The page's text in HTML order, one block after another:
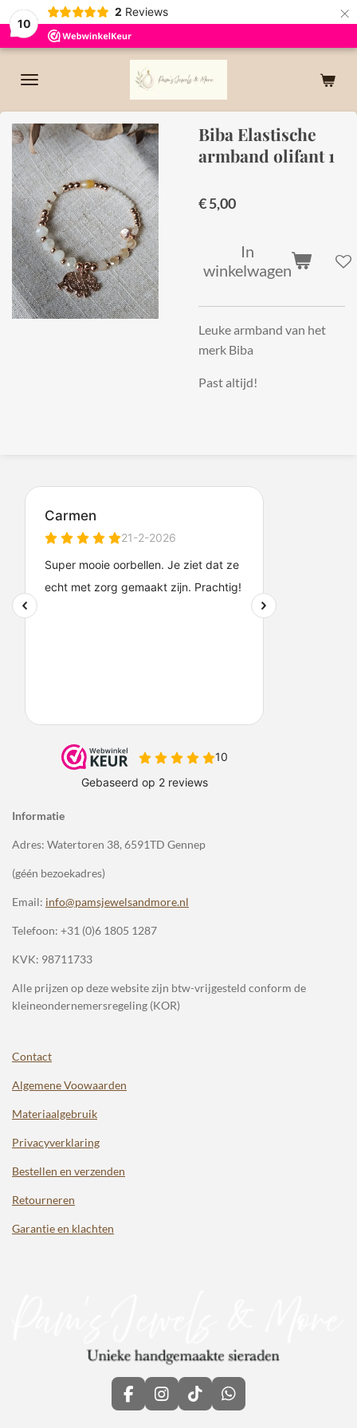
10
2 Reviews ×
Biba Elastische
armband olifant 1
€ 5,00
In
winkelwagen
Leuke armband van het
merk Biba
Past altijd!
Informatie
Adres: Watertoren 38, 6591TD Gennep
(géén bezoekadres)
Email: info@pamsjewelsandmore.nl
Telefoon: +31 (0)6 1805 1287
KVK: 98711733
Alle prijzen op deze website zijn btw-vrijgesteld conform de
kleineondernemersregeling (KOR)
Contact
Algemene Voowaarden
Materiaalgebruik
Privacyverklaring
Bestellen en verzenden
Retourneren
Garantie en klachten
F
a
I
n
T
i
W
h